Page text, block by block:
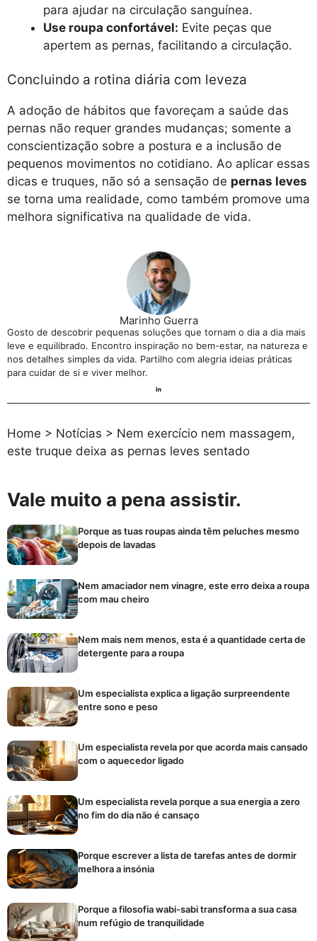
para ajudar na circulação sanguínea.
Use roupa confortável: Evite peças que
apertem as pernas, facilitando a circulação.
Concluindo a rotina diária com leveza
A adoção de hábitos que favoreçam a saúde das
pernas não requer grandes mudanças; somente a
conscientização sobre a postura e a inclusão de
pequenos movimentos no cotidiano. Ao aplicar essas
dicas e truques, não só a sensação de pernas leves
se torna uma realidade, como também promove uma
melhora significativa na qualidade de vida.
Marinho Guerra
Gosto de descobrir pequenas soluções que tornam o dia a dia mais
leve e equilibrado. Encontro inspiração no bem-estar, na natureza e
nos detalhes simples da vida. Partilho com alegria ideias práticas
para cuidar de si e viver melhor.
Home > Notícias > Nem exercício nem massagem,
este truque deixa as pernas leves sentado
Vale muito a pena assistir.
Porque as tuas roupas ainda têm peluches mesmo
depois de lavadas
Nem amaciador nem vinagre, este erro deixa a roupa
com mau cheiro
Nem mais nem menos, esta é a quantidade certa de
detergente para a roupa
Um especialista explica a ligação surpreendente
entre sono e peso
Um especialista revela por que acorda mais cansado
com o aquecedor ligado
Um especialista revela porque a sua energia a zero
no fim do dia não é cansaço
Porque escrever a lista de tarefas antes de dormir
melhora a insónia
Porque a filosofia wabi-sabi transforma a sua casa
num refúgio de tranquilidade